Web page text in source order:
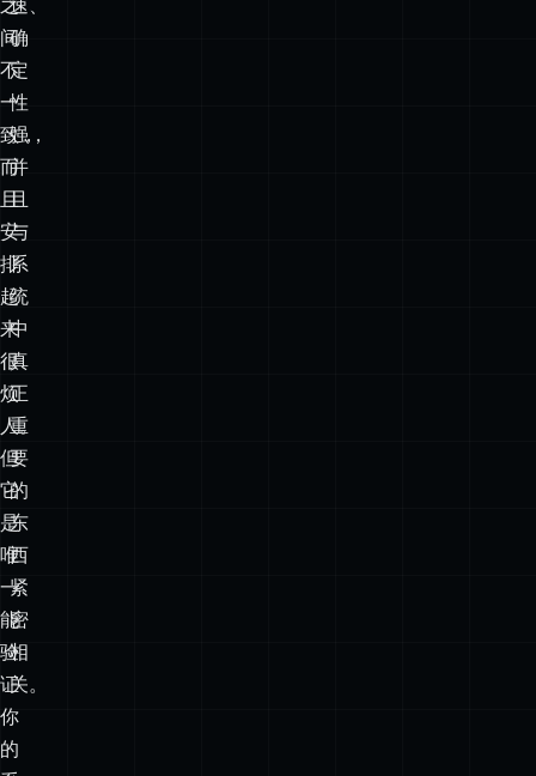
间
不
一
致，
而
且
安
排
起
来
很
烦
人。
但
它
是
唯
一
能
验
证
你
的
系
确
定
性
强，
并
且
与
系
统
中
真
正
重
要
的
东
西
紧
密
相
关。